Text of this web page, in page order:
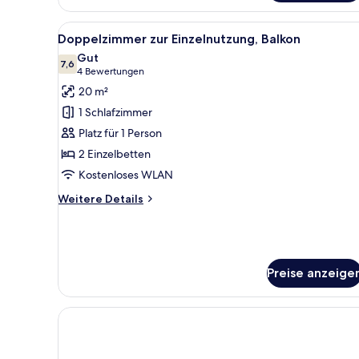
Alle
Fotos
für
Doppelzimmer
zur
Einzelnutzung,
Balkon
anzeigen
Ein Hotelzimmer mit zwei
4
Doppelzimmer zur Einzelnutzung, Balkon
7,67,6 von 10
Gut
4 Bewertungen
(4
Bewertungen)
20 m²
1 Schlafzimmer
Platz für 1 Person
2 Einzelbetten
Kostenloses WLAN
Weitere Details
Weitere
Balkon
Preise